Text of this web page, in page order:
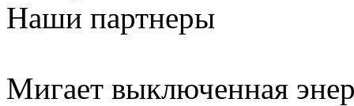
Наши партнеры
Мигает выключенная